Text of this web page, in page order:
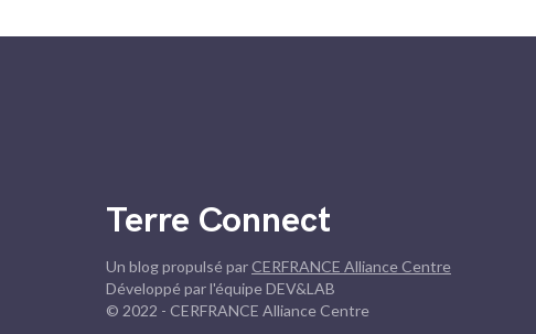
Terre Connect
Un blog propulsé par CERFRANCE Alliance Centre
Développé par l'équipe DEV&LAB
© 2022 - CERFRANCE Alliance Centre